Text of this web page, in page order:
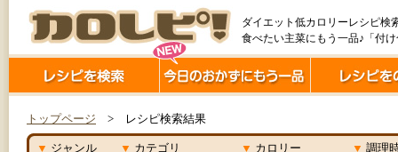
ダイエット低カロリーレシピ検
食べたい主菜にもう一品♪「付
トップページ > レシピ検索結果
▼ ジャンル ▼ カテゴリ ▼ カロリー ▼ 調理